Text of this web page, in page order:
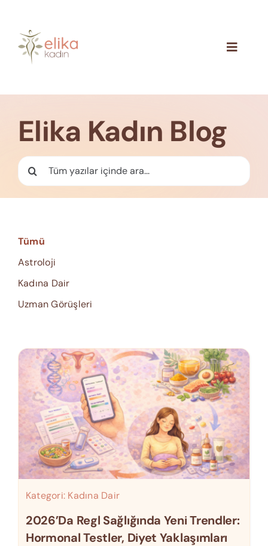
content
Toggle
İletişim
Elika Kadın Blog
Ara:
Tümü
Astroloji
Kadına Dair
Uzman Görüşleri
Kategori: Kadına Dair
2026’da Regl Sağlığında Yeni Trendler:
Hormonal Testler, Diyet Yaklaşımları